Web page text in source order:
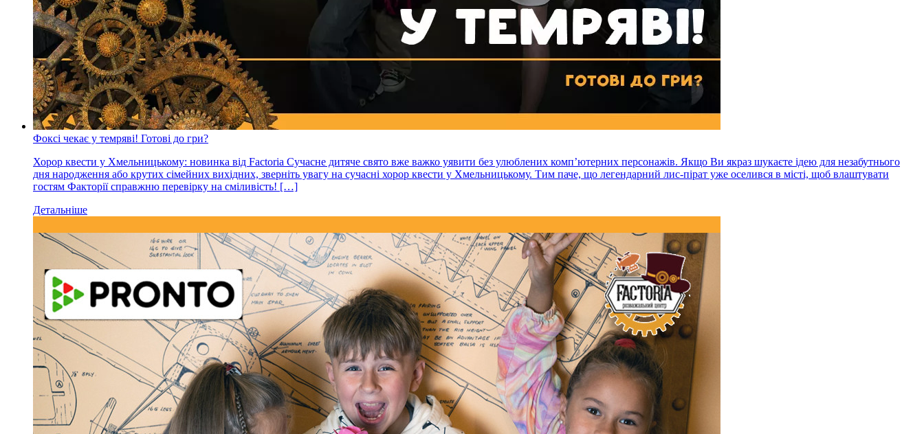
Фоксі чекає у темряві! Готові до гри?
Хорор квести у Хмельницькому: новинка від Factoria Сучасне дитяче свято вже важко уявити без улюблених комп’ютерних персонажів. Якщо Ви якраз шукаєте ідею для незабутнього
дня народження або крутих сімейних вихідних, зверніть увагу на сучасні хорор квести у Хмельницькому. Тим паче, що легендарний лис-пірат уже оселився в місті, щоб влаштувати
гостям Факторії справжню перевірку на сміливість! […]
Детальніше